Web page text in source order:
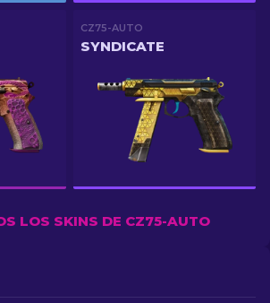
CZ75-AUTO
SYNDICATE
LOS SKINS DE CZ75-AUTO